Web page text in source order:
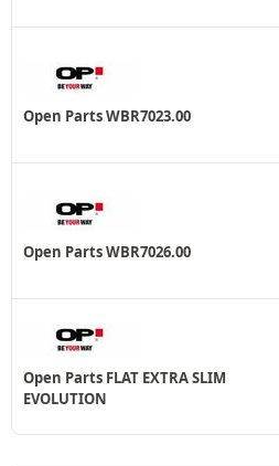
Open Parts WBR7023.00
Open Parts WBR7026.00
Open Parts FLAT EXTRA SLIM
EVOLUTION